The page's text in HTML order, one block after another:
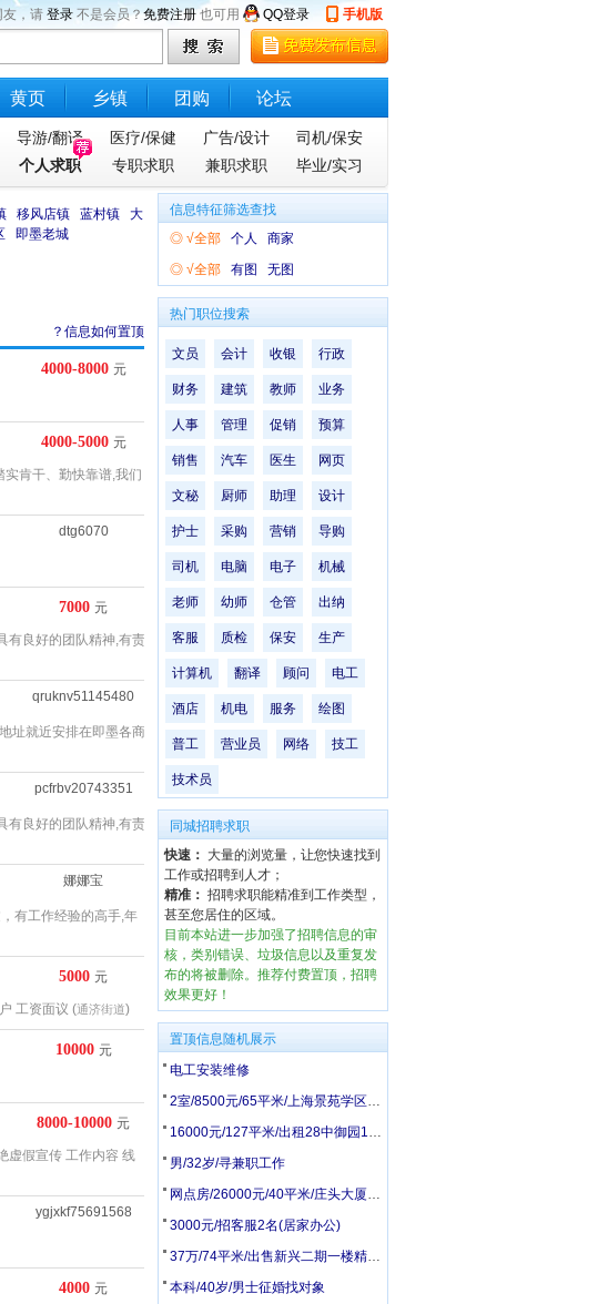
友，请 登录 不是会员？免费注册 也可用 QQ登录 手机版
黄页 乡镇 团购 论坛
导游/翻译 医疗/保健 广告/设计
司机/保安
个人求职 专职求职 兼职求职 毕业/实习
移风店镇 蓝村镇
大
即墨老城
？信息如何置顶
4000-8000 元
4000-5000 元
肯干、勤快靠谱,我们
dtg6070
7000 元
有良好的团队精神,有责
qruknv51145480
址就近安排在即墨各商
pcfrbv20743351
有良好的团队精神,有责
娜娜宝
有工作经验的高手,年
5000 元
工资面议 (通济街道)
10000 元
8000-10000 元
虚假宣传 工作内容 线
ygjxkf75691568
4000 元
信息特征筛选查找
◎ √全部 个人
商家
◎ √全部 有图 无图
热门职位搜索
文员 会计 收银 行政
财务 建筑 教师 业务
人事 管理 促销 预算
销售 汽车 医生 网页
文秘 厨师 助理 设计
护士 采购 营销 导购
司机 电脑 电子 机械
老师 幼师 仓管 出纳
客服 质检 保安 生产
计算机 翻译 顾问 电工
酒店 机电 服务 绘图
普工 营业员 网络 技工
技术员
同城招聘求职
快速： 大量的浏览量，让您快速找到
工作或招聘到人才；
精准： 招聘求职能精准到工作类型，
甚至您居住的区域。
目前本站进一步加强了招聘信息的审
核，类别错误、垃圾信息以及重复发
布的将被删除。推荐付费置顶，招聘
效果更好！
置顶信息随机展示
电工安装维修
2室/8500元/65平米/上海景苑学区房实验中学一职专拎包入住即可
16000元/127平米/出租28中御园10层电梯洋房四楼套三家电家具齐全
男/32岁/寻兼职工作
网点房/26000元/40平米/庄头大厦鹤山路网点房出租
3000元/招客服2名(居家办公)
37万/74平米/出售新兴二期一楼精装修燃气供暖拎包入住
本科/40岁/男士征婚找对象